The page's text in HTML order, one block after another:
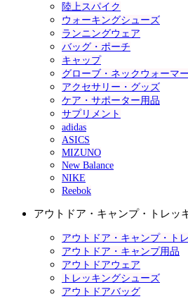
陸上スパイク
ウォーキングシューズ
ランニングウェア
バッグ・ポーチ
キャップ
グローブ・ネックウォーマー
アクセサリー・グッズ
ケア・サポーター用品
サプリメント
adidas
ASICS
MIZUNO
New Balance
NIKE
Reebok
アウトドア・キャンプ・トレッ
アウトドア・キャンプ・ト
アウトドア・キャンプ用品
アウトドアウェア
トレッキングシューズ
アウトドアバッグ